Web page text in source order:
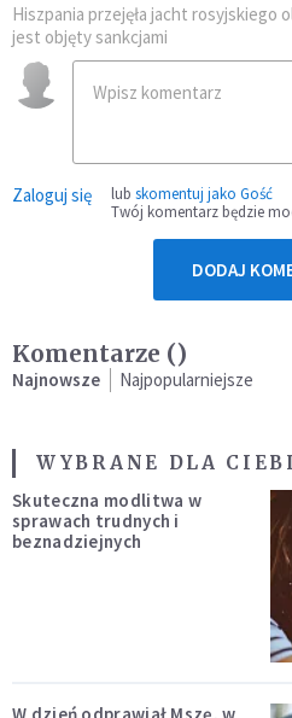
Hiszpania przejęła jacht rosyjskiego
jest objęty sankcjami
Zaloguj się lub skomentuj jako Gość
Twój komentarz będzie
DODAJ
Komentarze ()
Najnowsze Najpopularniejsze
WYBRANE DLA
Skuteczna modlitwa w
sprawach trudnych i
beznadziejnych
W dzień odprawiał Mszę, w